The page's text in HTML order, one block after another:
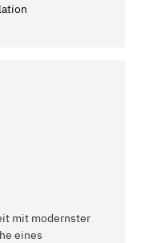
mit modernster
eines